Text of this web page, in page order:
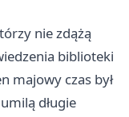
nie zdążą
biblioteki
majowy czas był
długie